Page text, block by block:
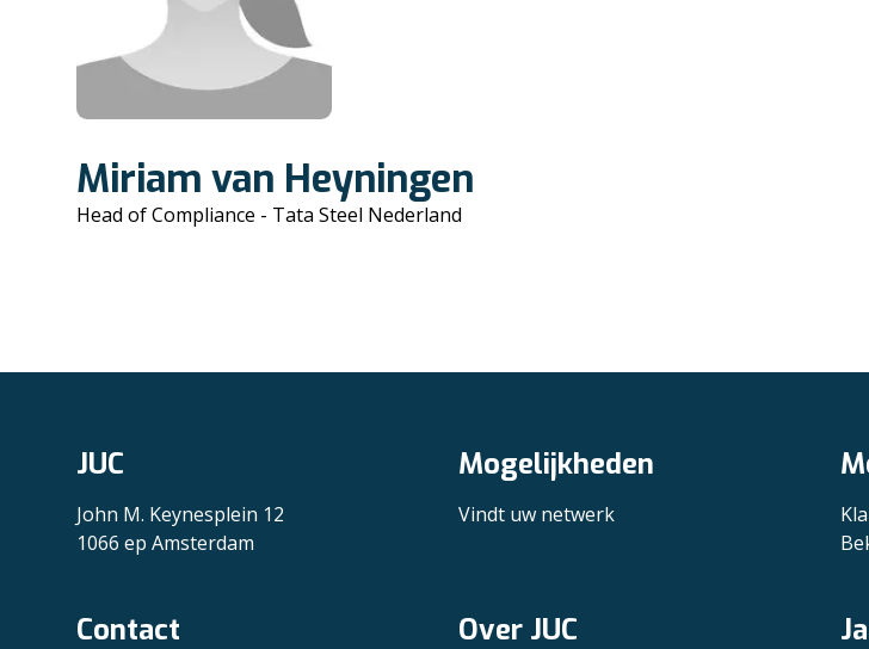
Miriam van Heyningen
Head of Compliance - Tata Steel Nederland
JUC
John M. Keynesplein 12
1066 ep Amsterdam
Mogelijkheden
Vindt uw netwerk
Contact Over JUC